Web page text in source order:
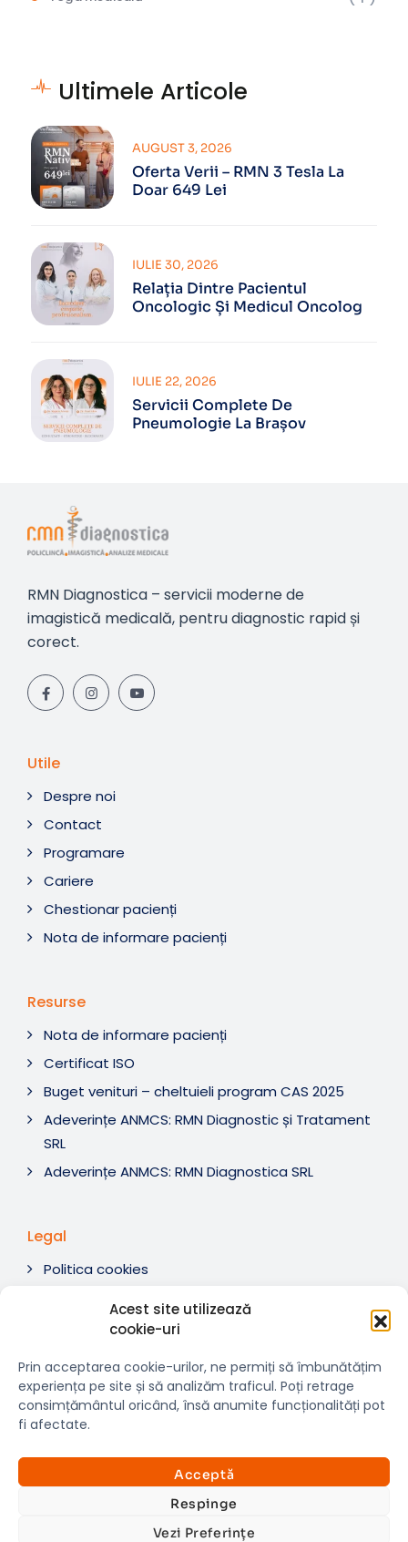
Acest site utilizează
cookie-uri
Prin acceptarea cookie-urilor, ne permiți să îmbunătățim
experiența pe site și să analizăm traficul. Poți retrage
consimțământul oricând, însă anumite funcționalități pot
fi afectate.
Acceptă
Respinge
Vezi Preferințe
Ultimele Articole
Oferta Verii – RMN 3 Tesla La
Doar 649 Lei
AUGUST 3, 2026
Relația Dintre Pacientul
Oncologic Și Medicul Oncolog
IULIE 30, 2026
Servicii Complete De
Pneumologie La Brașov
IULIE 22, 2026
RMN Diagnostica – servicii moderne de
imagistică medicală, pentru diagnostic rapid și
corect.
Utile
Despre noi
Contact
Programare
Cariere
Chestionar pacienți
Nota de informare pacienți
Resurse
Nota de informare pacienți
Certificat ISO
Buget venituri – cheltuieli program CAS 2025
Adeverințe ANMCS: RMN Diagnostic și Tratament
SRL
Adeverințe ANMCS: RMN Diagnostica SRL
Legal
Politica cookies
Soluționare litigii
www.t-web.ro
×
Consultații si investigații